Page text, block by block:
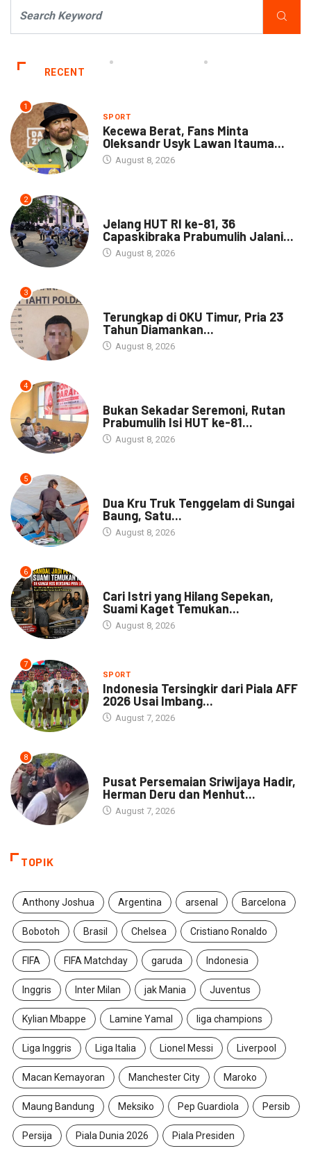
RECENT
1
SPORT
Kecewa Berat, Fans Minta
Oleksandr Usyk Lawan Itauma...
August 8, 2026
2
Jelang HUT RI ke-81, 36
Capaskibraka Prabumulih Jalani...
August 8, 2026
3
Terungkap di OKU Timur, Pria 23
Tahun Diamankan...
August 8, 2026
4
Bukan Sekadar Seremoni, Rutan
Prabumulih Isi HUT ke-81...
August 8, 2026
5
Dua Kru Truk Tenggelam di Sungai
Baung, Satu...
August 8, 2026
6
Cari Istri yang Hilang Sepekan,
Suami Kaget Temukan...
August 8, 2026
7
SPORT
Indonesia Tersingkir dari Piala AFF
2026 Usai Imbang...
August 7, 2026
8
Pusat Persemaian Sriwijaya Hadir,
Herman Deru dan Menhut...
August 7, 2026
TOPIK
Anthony Joshua Argentina arsenal Barcelona
Bobotoh Brasil Chelsea Cristiano Ronaldo
FIFA FIFA Matchday garuda Indonesia
Inggris Inter Milan jak Mania Juventus
Kylian Mbappe Lamine Yamal liga champions
Liga Inggris Liga Italia Lionel Messi Liverpool
Macan Kemayoran Manchester City Maroko
Maung Bandung Meksiko Pep Guardiola Persib
Persija Piala Dunia 2026 Piala Presiden